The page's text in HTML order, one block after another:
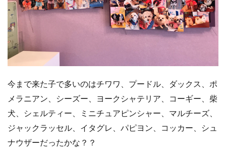
今まで来た子で多いのはチワワ、プードル、ダックス、ポ
メラニアン、シーズー、ヨークシャテリア、コーギー、柴
犬、シェルティー、ミニチュアピンシャー、マルチーズ、
ジャックラッセル、イタグレ、パピヨン、コッカー、シュ
ナウザーだったかな？？